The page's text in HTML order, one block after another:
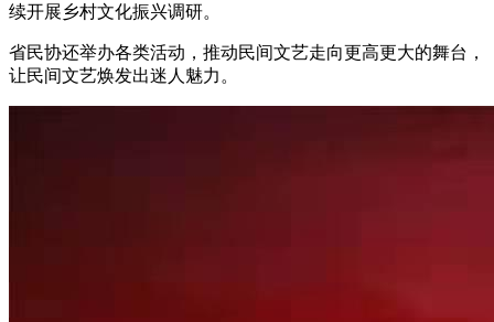
续开展乡村文化振兴调研。
省民协还举办各类活动，推动民间文艺走向更高更大的舞台，
让民间文艺焕发出迷人魅力。